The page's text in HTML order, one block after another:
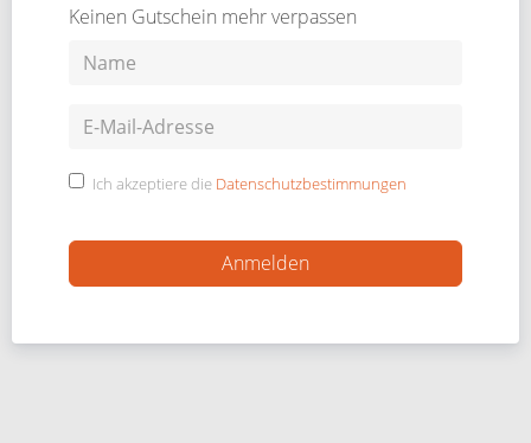
Keinen Gutschein mehr verpassen
Ich akzeptiere die Datenschutzbestimmungen